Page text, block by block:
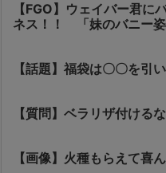
【FGO】ウェイバー君に
ネス！！ 「妹のバニー姿
【話題】福袋は〇〇を引
【質問】ベラリザ付ける
【画像】火種もらえて喜